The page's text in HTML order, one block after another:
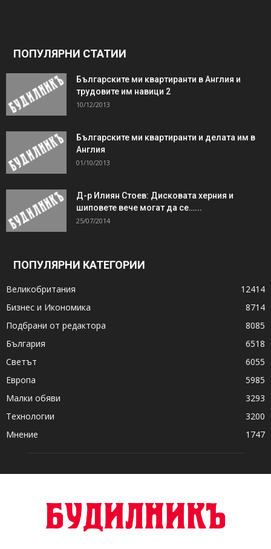
ПОПУЛЯРНИ СТАТИИ
Българските ми квартиранти в Англия и
трудовите им навици 2
10/12/2013
Българските ми квартиранти и делата им в
Англия
01/10/2013
Д-р Илиян Стоев: Дисковата херния и
шиповете вече могат да се…...
25/07/2014
ПОПУЛЯРНИ КАТЕГОРИИ
Великобритания
12414
Бизнес и Икономика
8714
Подбрани от редактора
8085
България
6518
Светът
6055
Европа
5985
Малки обяви
3293
Технологии
3200
Мнение
1747